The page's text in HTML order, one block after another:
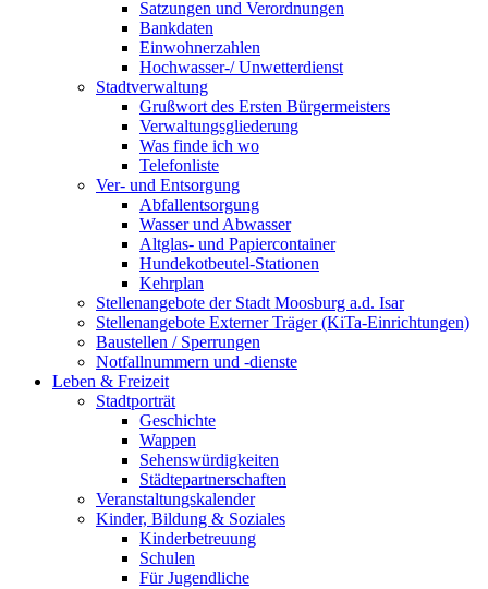
Satzungen und Verordnungen
Bankdaten
Einwohnerzahlen
Hochwasser-/ Unwetterdienst
Stadtverwaltung
Grußwort des Ersten Bürgermeisters
Verwaltungsgliederung
Was finde ich wo
Telefonliste
Ver- und Entsorgung
Abfallentsorgung
Wasser und Abwasser
Altglas- und Papiercontainer
Hundekotbeutel-Stationen
Kehrplan
Stellenangebote der Stadt Moosburg a.d. Isar
Stellenangebote Externer Träger (KiTa-Einrichtungen)
Baustellen / Sperrungen
Notfallnummern und -dienste
Leben & Freizeit
Stadtporträt
Geschichte
Wappen
Sehenswürdigkeiten
Städtepartnerschaften
Veranstaltungskalender
Kinder, Bildung & Soziales
Kinderbetreuung
Schulen
Für Jugendliche